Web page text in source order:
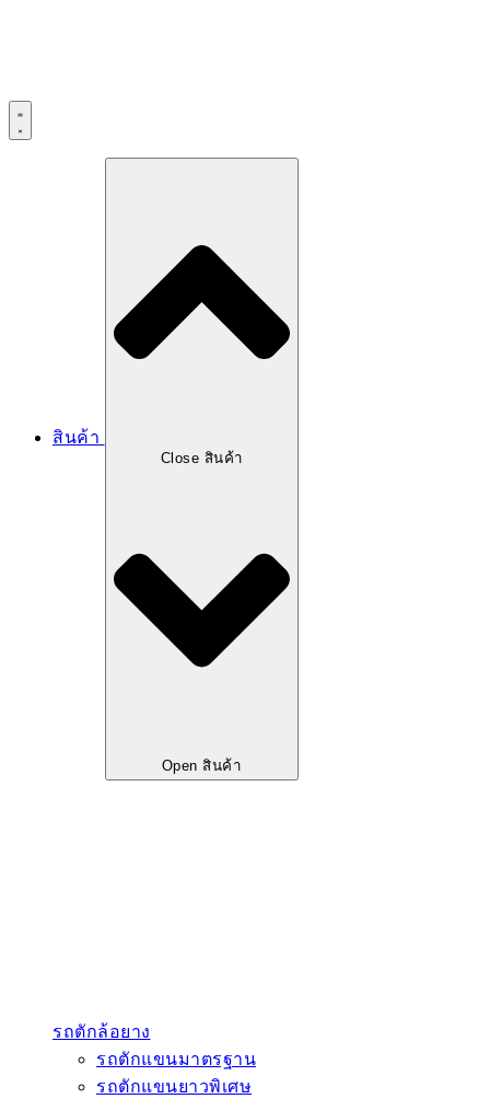
สินค้า
Close สินค้า
Open สินค้า
รถตักล้อยาง
รถตักแขนมาตรฐาน
รถตักแขนยาวพิเศษ